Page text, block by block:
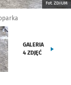
Fot. ZDiUM
GALERIA
4 ZDJĘĆ